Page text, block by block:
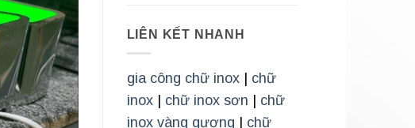
LIÊN KẾT NHANH
gia công chữ inox| chữ
inox| chữ inox sơn
chữ
inox vàng gương
chữ